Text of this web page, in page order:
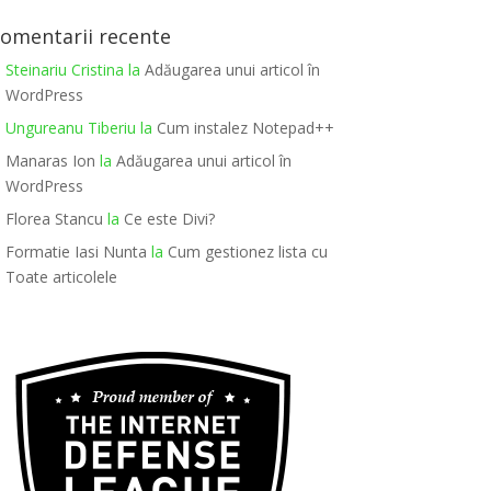
recente
Steinariu Cristina la Adăugarea unui articol în
WordPress
Ungureanu Tiberiu la Cum instalez Notepad++
Manaras Ion la Adăugarea unui articol în
WordPress
Florea Stancu la Ce este Divi?
Formatie Iasi Nunta la Cum gestionez lista cu
Toate articolele